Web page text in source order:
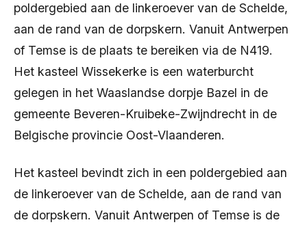
poldergebied aan de linkeroever van de Schelde,
aan de rand van de dorpskern. Vanuit Antwerpen
of Temse is de plaats te bereiken via de N419.
Het kasteel Wissekerke is een waterburcht
gelegen in het Waaslandse dorpje Bazel in de
gemeente Beveren-Kruibeke-Zwijndrecht in de
Belgische provincie Oost-Vlaanderen.
Het kasteel bevindt zich in een poldergebied aan
de linkeroever van de Schelde, aan de rand van
de dorpskern. Vanuit Antwerpen of Temse is de